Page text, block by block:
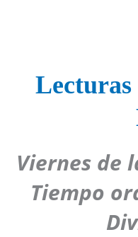
Lecturas
Viernes de
Tiempo